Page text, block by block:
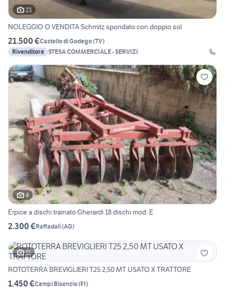
23
NOLEGGIO O VENDITA Schmitz spondato con doppio sol
21.500 €Castello di Godego(TV)
Rivenditore STESA COMMERCIALE - SERVIZI
4
Erpice a dischi trainato Gherardi 18 dischi mod. E
2.300 €Raffadali(AG)
11
ROTOTERRA BREVIGLIERI T25 2,50 MT USATO X TRATTORE
1.450 €Campi Bisenzio(FI)